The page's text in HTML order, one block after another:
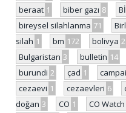
beraat 1 biber gazı 8
bireysel silahlanma 71
silah 1 bm 172 bolivya 2
Bulgaristan 3 bulletin 14
burundi 2 çad 1
cezaevi 1 cezaevleri 6
doğan 3 CO 1 CO Watch